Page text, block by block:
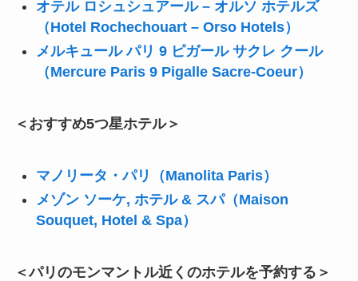
オテル ロシュシュアール – オルソ ホテルズ
（Hotel Rochechouart – Orso Hotels）
メルキュール パリ 9 ピガール サクレ クール
（Mercure Paris 9 Pigalle Sacre-Coeur）
＜おすすめ5つ星ホテル＞
マノリータ・パリ（Manolita Paris）
メゾン ソーケ, ホテル & スパ（Maison
Souquet, Hotel & Spa）
＜パリのモンマントル近くのホテルを予約する＞